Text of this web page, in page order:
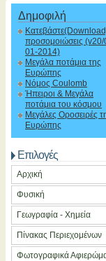
Δημοφιλή
προσομοιώσεις
01-2014)
Μεγάλα ποτάμια της
Ευρώπης
Νόμος Coulomb
Ήπειροι & Μεγάλα
ποτάμια του κόσμου
Μεγάλες Οροσειρές
Ευρώπης
Επιλογές
Αρχική
Φυσική
Γεωγραφία - Χημεία
Πίνακας Περιεχομένων
Φωτογραφικά